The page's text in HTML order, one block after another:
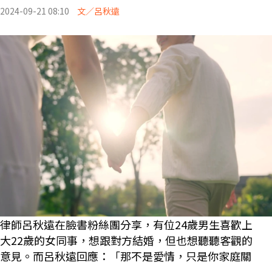
2024-09-21 08:10 文／呂秋遠
律師呂秋遠在臉書粉絲團分享，有位24歲男生喜歡上
大22歲的女同事，想跟對方結婚，但也想聽聽客觀的
意見。而呂秋遠回應：「那不是愛情，只是你家庭關